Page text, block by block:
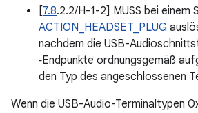
[7.8.2.2/H-1-2] MUSS bei einem
ACTION_HEADSET_PLUG
nachdem die USB-
‑Endpunkte ordnungsgemäß
den Typ des angeschlossenen
Wenn die USB-Audio-Terminaltypen